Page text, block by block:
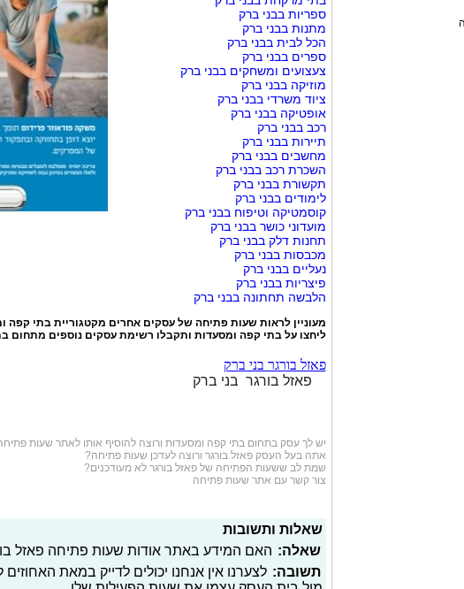
ספריות בבני ברק
מתנות בבני ברק
הכל לבית בבני ברק
ספרים בבני ברק
צעצועים ומשחקים בבני ברק
מוזיקה בבני ברק
ציוד משרדי בבני ברק
אופטיקה בבני ברק
רכב בבני ברק
תיירות בבני ברק
מחשבים בבני ברק
השכרת רכב בבני ברק
תקשורת בבני ברק
לימודים בבני ברק
קוסמטיקה וטיפוח בבני ברק
מועדוני כושר בבני ברק
תחנות דלק בבני ברק
מכבסות בבני ברק
נעליים בבני ברק
פיצריות בבני ברק
הלבשה תחתונה בבני ברק
מעוניין לראות שעות פתיחה של עסקים אחרים מקטגורייתבתי קפה
ליחצו עלבתי קפה ומסעדות ותקבלו רשימת עסקים נוספים מתחום
פאזל בורגר בני ברק
פאזל בורגר בני ברק
יש לך עסק בתחוםבתי קפה ומסעדות ורוצה להוסיף אותו לאתר שעות
אתה בעל העסק פאזל בורגר ורוצה לעדכן שעות פתיחה?
שמת לב ששעות הפתיחה של פאזל בורגר לא מעודכנים?
צור קשר עם אתר שעות פתיחה
שאלות ותשובות
שאלה: האם המידע באתר אודות שעות פתיחה פאזל
תשובה: לצערנו אין אנחנו יכולים לדייק במאת